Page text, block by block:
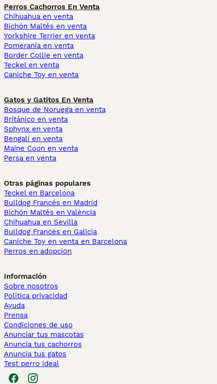
Perros Cachorros En Venta
Chihuahua en venta
Bichón Maltés en venta
Yorkshire Terrier en venta
Pomerania en venta
Border Collie en venta
Teckel en venta
Caniche Toy en venta
Gatos y Gatitos En Venta
Bosque de Noruega en venta
Británico en venta
Sphynx en venta
Bengalí en venta
Maine Coon en venta
Persa en venta
Otras páginas populares
Teckel en Barcelona
Bulldog Francés en Madrid
Bichón Maltés en València
Chihuahua en Sevilla
Bulldog Francés en Galicia
Caniche Toy en venta en Barcelona
Perros en adopcion
Información
Sobre nosotros
Politica privacidad
Ayuda
Prensa
Condiciones de uso
Anunciar tus mascotas
Anuncia tus cachorros
Anuncia tus gatos
Test perro ideal